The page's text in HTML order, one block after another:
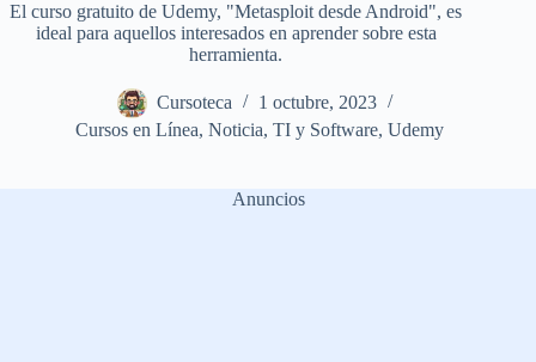
El curso gratuito de Udemy, "Metasploit desde Android", es
ideal para aquellos interesados en aprender sobre esta
herramienta.
Cursoteca
1 octubre, 2023
Cursos en Línea,Noticia,TI y Software,Udemy
Anuncios